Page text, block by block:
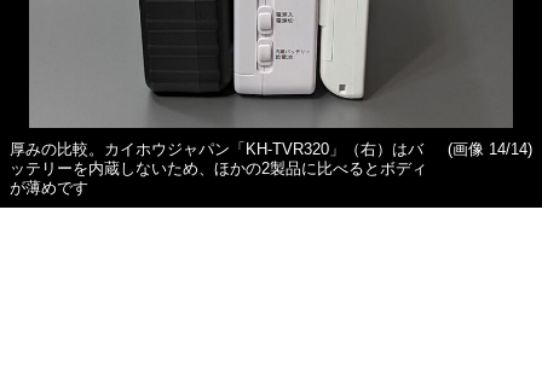
厚みの比較。カイホウジャパン「KH-TVR320」（右）はバ
ッテリーを内蔵しないため、ほかの2製品に比べるとボディ
が薄めです
(画像 14/14)